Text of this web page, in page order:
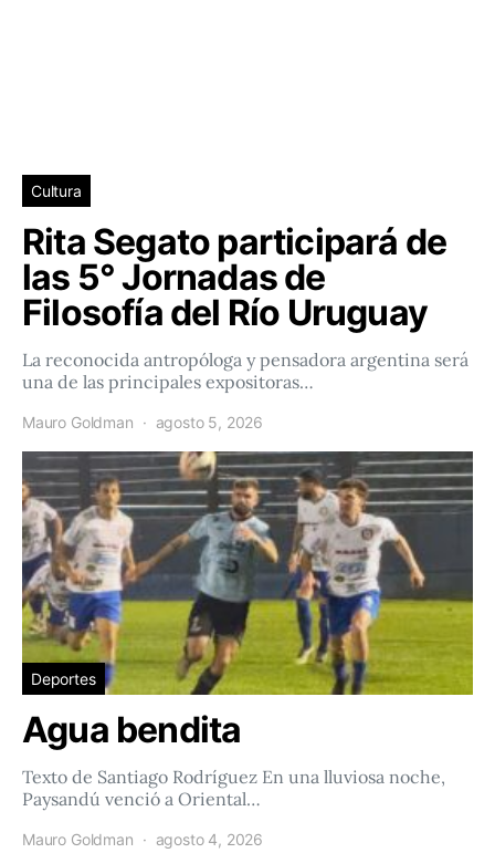
Cultura
Rita Segato participará de
las 5° Jornadas de
Filosofía del Río Uruguay
La reconocida antropóloga y pensadora argentina será
una de las principales expositoras…
Mauro Goldman agosto 5, 2026
Deportes
Agua bendita
Texto de Santiago Rodríguez En una lluviosa noche,
Paysandú venció a Oriental…
Mauro Goldman agosto 4, 2026